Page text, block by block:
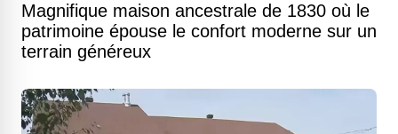
Magnifique maison ancestrale de 1830 où le
patrimoine épouse le confort moderne sur un
terrain généreux